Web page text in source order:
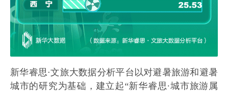
新华睿思·文旅大数据分析平台以对避暑旅游和避暑
城市的研究为基础，建立起“新华睿思·城市旅游属